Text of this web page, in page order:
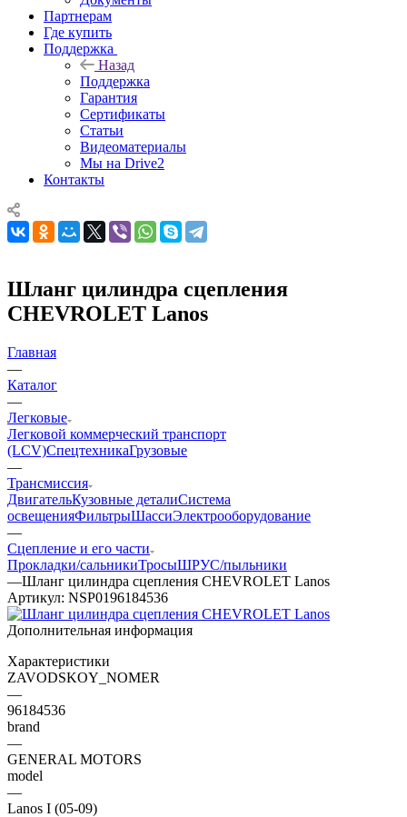
Партнерам
Где купить
Поддержка
Назад
Поддержка
Гарантия
Сертификаты
Статьи
Видеоматериалы
Мы на Drive2
Контакты
Шланг цилиндра сцепления
CHEVROLET Lanos
Главная
—
Каталог
—
Легковые
Легковой коммерческий транспорт
(LCV)СпецтехникаГрузовые
—
Трансмиссия
ДвигательКузовные деталиСистема
освещенияФильтрыШассиЭлектрооборудование
—
Сцепление и его части
Прокладки/сальникиТросыШРУС/пыльники
—Шланг цилиндра сцепления CHEVROLET Lanos
Артикул: NSP0196184536
Дополнительная информация
Характеристики
ZAVODSKOY_NOMER
—
96184536
brand
—
GENERAL MOTORS
model
—
Lanos I (05-09)